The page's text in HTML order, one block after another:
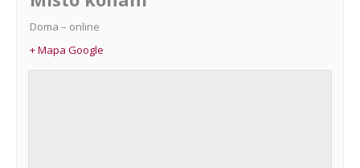
Doma – online
+ Mapa Google